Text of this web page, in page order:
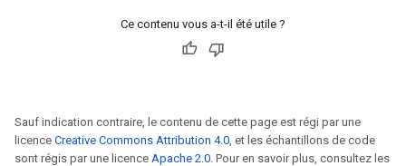
Ce contenu vous a-t-il été utile ?
Sauf indication contraire, le contenu de cette page est régi par une
licence Creative Commons Attribution 4.0, et les échantillons de code
sont régis par une licence Apache 2.0. Pour en savoir plus, consultez les